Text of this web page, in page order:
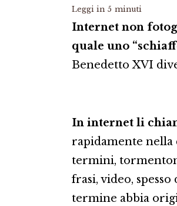
Leggi in 5 minuti
Internet non
quale uno
Benedetto XVI
In internet li
rapidamente
termini,
frasi, video,
termine abbia